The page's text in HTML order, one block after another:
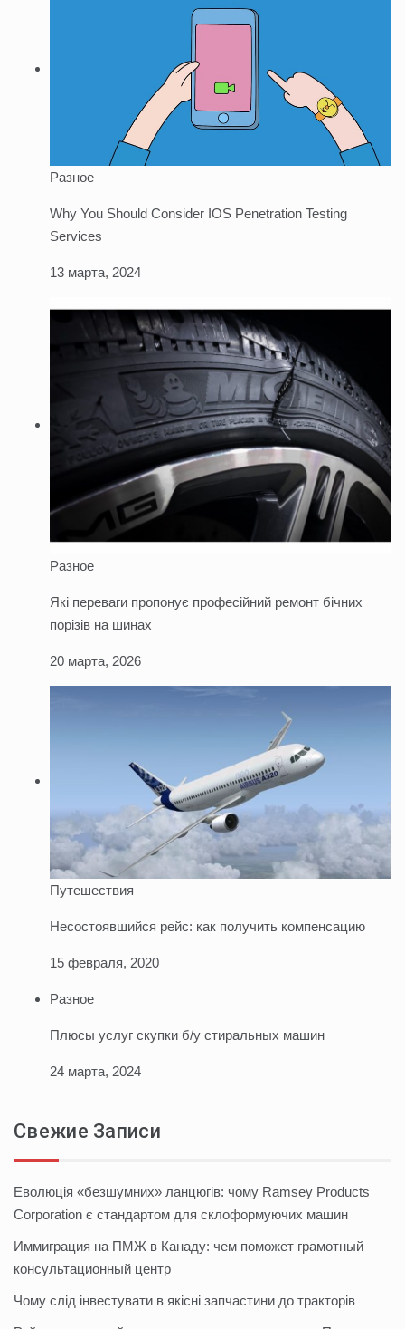
Разное
Why You Should Consider IOS Penetration Testing
Services
13 марта, 2024
Разное
Які переваги пропонує професійний ремонт бічних
порізів на шинах
20 марта, 2026
Путешествия
Несостоявшийся рейс: как получить компенсацию
15 февраля, 2020
Разное
Плюсы услуг скупки б/у стиральных машин
24 марта, 2024
Свежие Записи
Еволюція «безшумних» ланцюгів: чому Ramsey Products
Corporation є стандартом для склоформуючих машин
Иммиграция на ПМЖ в Канаду: чем поможет грамотный
консультационный центр
Чому слід інвестувати в якісні запчастини до тракторів